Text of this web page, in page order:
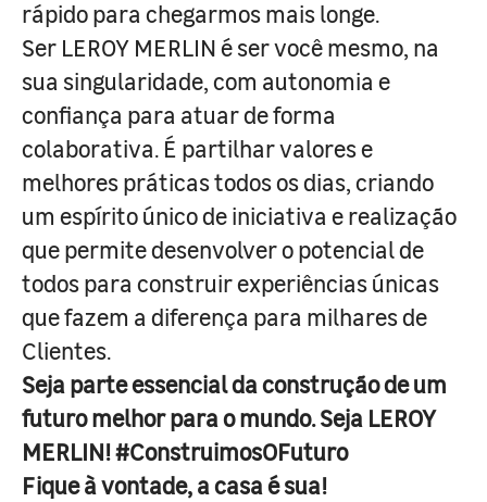
rápido para chegarmos mais longe.
Ser LEROY MERLIN é ser você mesmo, na
sua singularidade, com autonomia e
confiança para atuar de forma
colaborativa. É partilhar valores e
melhores práticas todos os dias, criando
um espírito único de iniciativa e realização
que permite desenvolver o potencial de
todos para construir experiências únicas
que fazem a diferença para milhares de
Clientes.
Seja parte essencial da construção de um
futuro melhor para o mundo. Seja LEROY
MERLIN! #ConstruimosOFuturo
Fique à vontade, a casa é sua!